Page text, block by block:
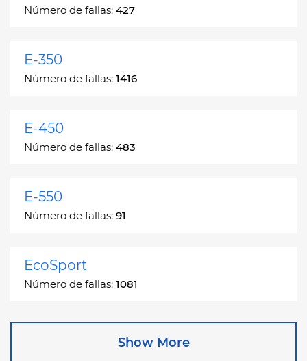
Número de fallas: 427
E-350
Número de fallas: 1416
E-450
Número de fallas: 483
E-550
Número de fallas: 91
EcoSport
Número de fallas: 1081
Show More